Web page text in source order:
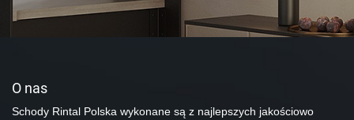
O nas
Schody Rintal Polska wykonane są z najlepszych jakościowo